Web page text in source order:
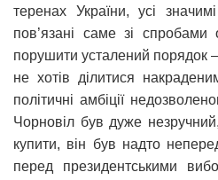
теренах України, усі
пов’язані саме зі спробами
порушити усталений порядок
не хотів ділитися
політичні амбіції
Чорновіл був дуже
купити, він був надто
перед президентськими